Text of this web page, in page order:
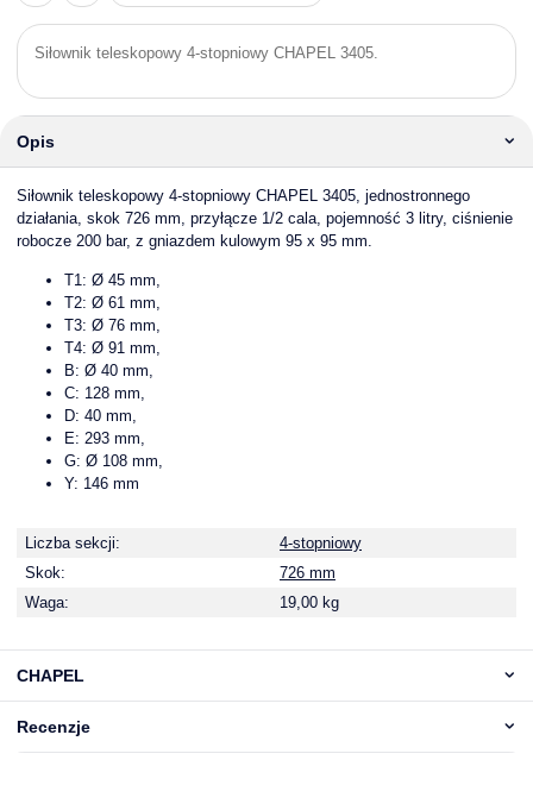
Siłownik teleskopowy 4-stopniowy CHAPEL 3405.
Opis
Siłownik teleskopowy 4-stopniowy CHAPEL 3405, jednostronnego
działania, skok 726 mm, przyłącze 1/2 cala, pojemność 3 litry, ciśnienie
robocze 200 bar, z gniazdem kulowym 95 x 95 mm.
T1: Ø 45 mm,
T2: Ø 61 mm,
T3: Ø 76 mm,
T4: Ø 91 mm,
B: Ø 40 mm,
C: 128 mm,
D: 40 mm,
E: 293 mm,
G: Ø 108 mm,
Y: 146 mm
Liczba sekcji:
4-stopniowy
Skok:
726 mm
Waga:
19,00 kg
CHAPEL
Recenzje